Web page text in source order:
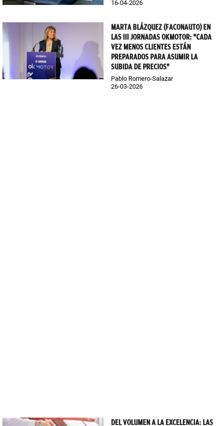
16-04-2026
MARTA BLÁZQUEZ (FACONAUTO) EN
LAS III JORNADAS OKMOTOR: "CADA
VEZ MENOS CLIENTES ESTÁN
PREPARADOS PARA ASUMIR LA
SUBIDA DE PRECIOS"
Pablo Romero-Salazar
26-03-2026
DEL VOLUMEN A LA EXCELENCIA: LAS